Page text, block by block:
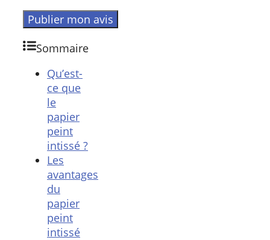
Sommaire
Qu’est-
ce que
le
papier
peint
intissé ?
Les
avantages
du
papier
peint
intissé